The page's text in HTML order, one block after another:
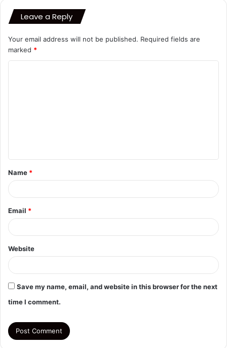
Leave a Reply
Your email address will not be published. Required fields are
marked *
t
*
Name *
Email *
Website
Save my name, email, and website in this browser for the next
time I comment.